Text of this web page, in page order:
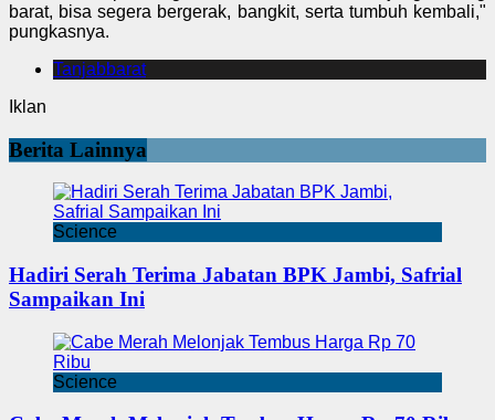
barat, bisa segera bergerak, bangkit, serta tumbuh kembali,"
pungkasnya.
Tanjabbarat
Iklan
Berita Lainnya
Science
Hadiri Serah Terima Jabatan BPK Jambi, Safrial
Sampaikan Ini
Science